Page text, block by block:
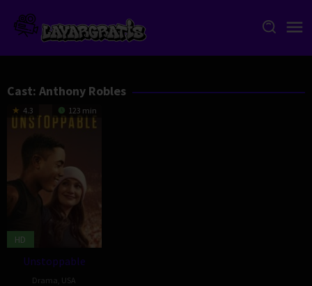
content
Cast: Anthony Robles
4.3 123 min
HD
Unstoppable
Drama USA